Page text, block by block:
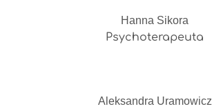
Hanna Sikora
Psychoterapeuta
Aleksandra Uramowicz